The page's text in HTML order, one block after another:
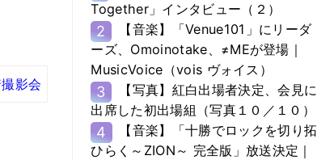
影会
Together」インタビュー（２）
2
【音楽】「Venue101」にリーダ
ーズ、Omoinotake、≠MEが登場｜
MusicVoice（vois ヴォイス）
3
【写真】紅白出場者決定、会見に
出席した初出場組（写真１０／１０）
4
【音楽】「十勝でロックを切り拓
ひらく～ZION～ 完全版」放送決定｜